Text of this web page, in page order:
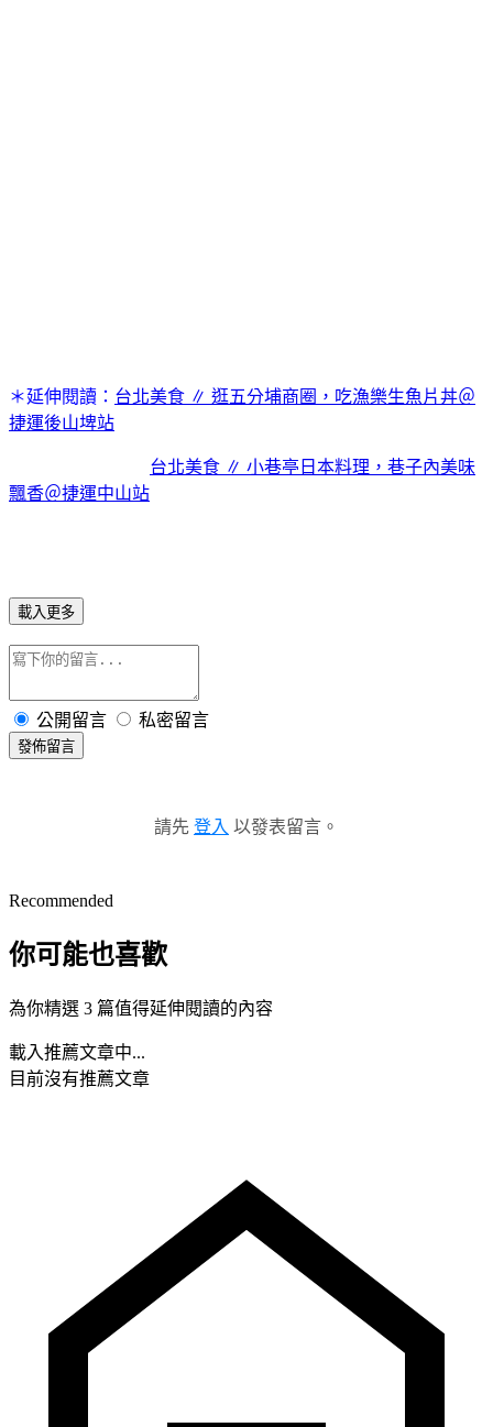
＊延伸閱讀： 台北美食 ∥ 逛五分埔商圈，吃漁樂生魚片丼＠
捷運後山埤站
台北美食 ∥ 小巷亭日本料理，巷子內美味
飄香＠捷運中山站
載入更多
公開留言 私密留言
發佈留言
請先 登入 以發表留言。
Recommended
你可能也喜歡
為你精選 3 篇值得延伸閱讀的內容
載入推薦文章中...
目前沒有推薦文章